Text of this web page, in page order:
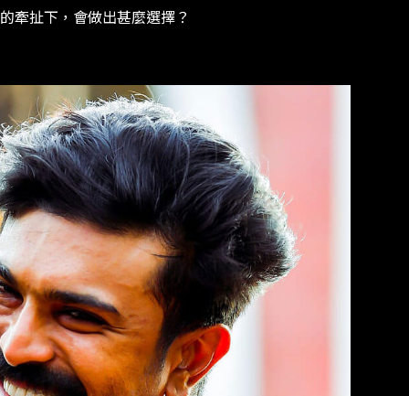
牽扯下，會做出甚麼選擇？